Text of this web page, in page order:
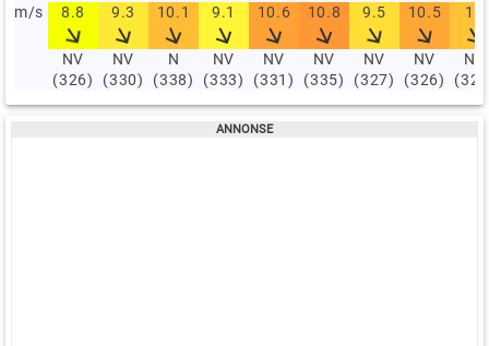
m/s
8.8 9.3 10.1 9.1 10.6 10.8 9.5 10.5 10
NV
(326)
NV
(330)
N
(338)
NV
(333)
NV
(331)
NV
(335)
NV
(327)
NV
(326)
NV